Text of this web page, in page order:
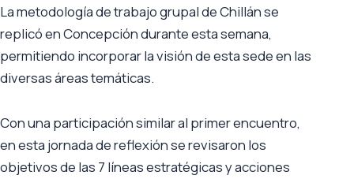
La metodología de trabajo grupal de Chillán se
replicó en Concepción durante esta semana,
permitiendo incorporar la visión de esta sede en las
diversas áreas temáticas.
Con una participación similar al primer encuentro,
en esta jornada de reflexión se revisaron los
objetivos de las 7 líneas estratégicas y acciones